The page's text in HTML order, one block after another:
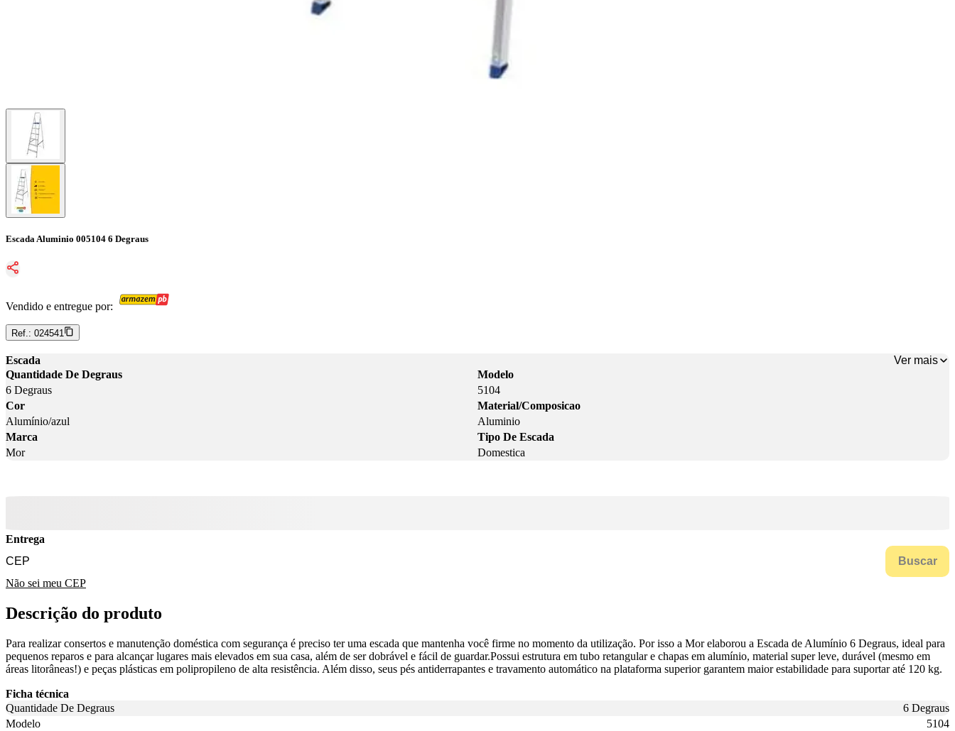
Escada Aluminio 005104 6 Degraus
Vendido e entregue por:
Ref.: 024541
Escada
Ver mais
Quantidade De Degraus
6 Degraus
Modelo
5104
Cor
Alumínio/azul
Material/Composicao
Aluminio
Marca
Mor
Tipo De Escada
Domestica
Entrega
Buscar
Não sei meu CEP
Descrição do produto
Para realizar consertos e manutenção doméstica com segurança é preciso ter uma escada que mantenha você firme no momento da utilização. Por isso a Mor elaborou a Escada de Alumínio 6 Degraus, ideal para
pequenos reparos e para alcançar lugares mais elevados em sua casa, além de ser dobrável e fácil de guardar.Possui estrutura em tubo retangular e chapas em alumínio, material super leve, durável (mesmo em
áreas litorâneas!) e peças plásticas em polipropileno de alta resistência. Além disso, seus pés antiderrapantes e travamento automático na plataforma superior garantem maior estabilidade para suportar até 120 kg.
Ficha técnica
Quantidade De Degraus
6 Degraus
Modelo
5104